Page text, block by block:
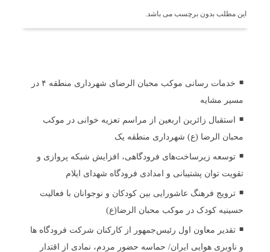
این مطلب بدون برچسب می باشد.
خدمات رسانی موکب محبان الرضای شهرداری منطقه ۴ در
مسیر مشایه
استقبال زائرین اربعین از مراسم تعزیه خوانی در موکب
محبان الرضا (ع) شهرداری منطقه یک
توسعه زیرساخت‌های فرودگاهی، افزایش شبکه پروازی و
تقویت توان پشتیبانی و امدادی فرودگاه شهدای ایلام
ترویج فرهنگ عاشورایی بین کودکان و نوجوانان با فعالیت
حسینیه کودک در موکب محبان الرضا(ع)
تقدیر معاون اول رئیس‌جمهور از کارکنان شرکت فرودگاه ها
و ناوبری هوایی ایران/ حماسه حضور مردم، نمادی از اقتدار